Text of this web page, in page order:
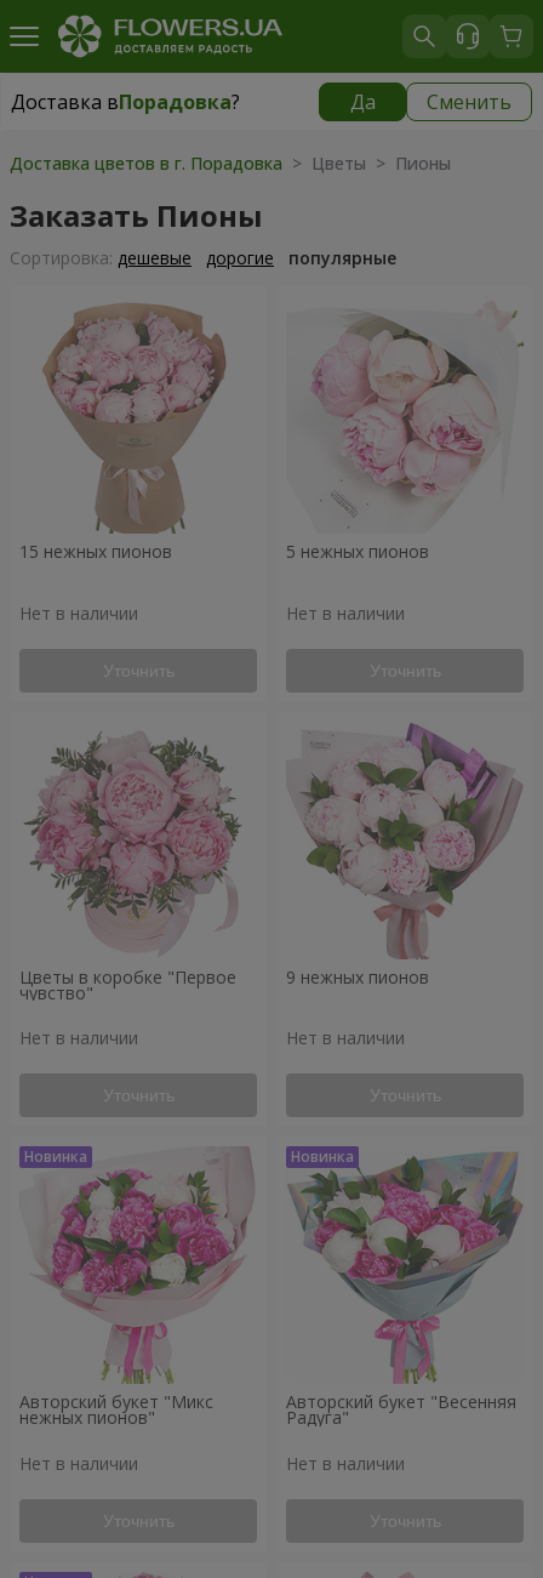
Доставка вПорадовка? Да Сменить
Доставка вПорадовка|
Доставка цветов в г. Порадовка > Цветы > Пионы
Заказать Пионы
Cортировка: дешевые дорогие популярные
15 нежных пионов
Нет в наличии
Уточнить
5 нежных пионов
Нет в наличии
Уточнить
Цветы в коробке "Первое
чувство"
Нет в наличии
Уточнить
9 нежных пионов
Нет в наличии
Уточнить
Авторский букет "Микс
нежных пионов"
Нет в наличии
Уточнить
Авторский букет "Весенняя
Радуга"
Нет в наличии
Уточнить